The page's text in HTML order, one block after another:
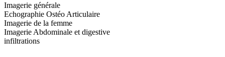
Imagerie générale
Echographie Ostéo Articulaire
Imagerie de la femme
Imagerie Abdominale et digestive
infiltrations